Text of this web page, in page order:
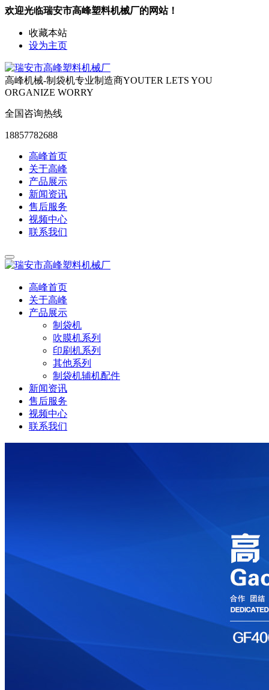
欢迎光临瑞安市高峰塑料机械厂的网站！
收藏本站
设为主页
高峰机械-制袋机专业制造商YOUTER LETS YOU
ORGANIZE WORRY
全国咨询热线
18857782688
高峰首页
关于高峰
产品展示
新闻资讯
售后服务
视频中心
联系我们
高峰首页
关于高峰
产品展示
制袋机
吹膜机系列
印刷机系列
其他系列
制袋机辅机配件
新闻资讯
售后服务
视频中心
联系我们